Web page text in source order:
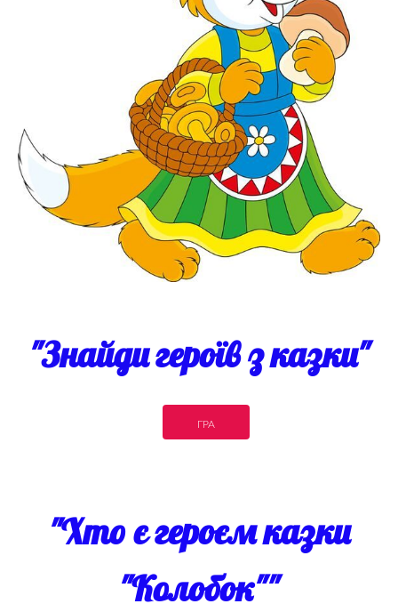
"Знайди героїв з казки"
ГРА
"Хто є героєм казки
"Колобок""